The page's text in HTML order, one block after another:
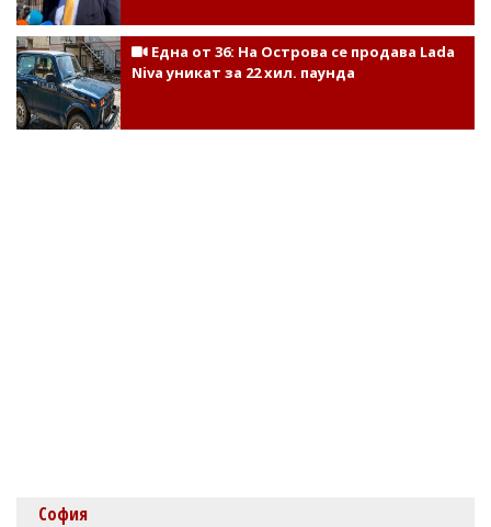
Една от 36: На Острова се продава Lada
Niva уникат за 22 хил. паунда
София